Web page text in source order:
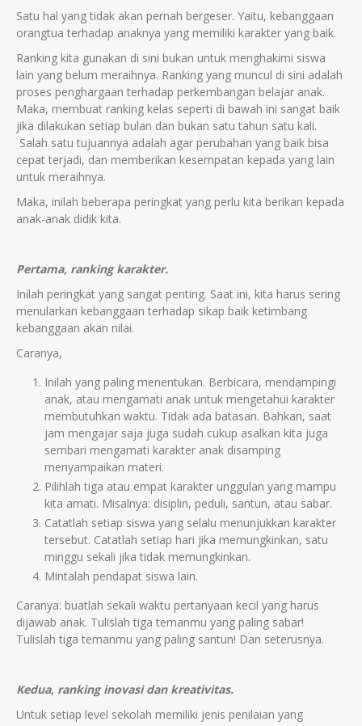
Satu hal yang tidak akan pernah bergeser. Yaitu, kebanggaan
orangtua terhadap anaknya yang memiliki karakter yang baik.
Ranking kita gunakan di sini bukan untuk menghakimi siswa
lain yang belum meraihnya. Ranking yang muncul di sini adalah
proses penghargaan terhadap perkembangan belajar anak.
Maka, membuat ranking kelas seperti di bawah ini sangat baik
jika dilakukan setiap bulan dan bukan satu tahun satu kali.
Salah satu tujuannya adalah agar perubahan yang baik bisa
cepat terjadi, dan memberikan kesempatan kepada yang lain
untuk meraihnya.
Maka, inilah beberapa peringkat yang perlu kita berikan kepada
anak-anak didik kita.
Pertama, ranking karakter.
Inilah peringkat yang sangat penting. Saat ini, kita harus sering
menularkan kebanggaan terhadap sikap baik ketimbang
kebanggaan akan nilai.
Caranya,
Inilah yang paling menentukan. Berbicara, mendampingi
anak, atau mengamati anak untuk mengetahui karakter
membutuhkan waktu. Tidak ada batasan. Bahkan, saat
jam mengajar saja juga sudah cukup asalkan kita juga
sembari mengamati karakter anak disamping
menyampaikan materi.
Pilihlah tiga atau empat karakter unggulan yang mampu
kita amati. Misalnya: disiplin, peduli, santun, atau sabar.
Catatlah setiap siswa yang selalu menunjukkan karakter
tersebut. Catatlah setiap hari jika memungkinkan, satu
minggu sekali jika tidak memungkinkan.
Mintalah pendapat siswa lain.
Caranya: buatlah sekali waktu pertanyaan kecil yang harus
dijawab anak. Tulislah tiga temanmu yang paling sabar!
Tulislah tiga temanmu yang paling santun! Dan seterusnya.
Kedua, ranking inovasi dan kreativitas.
Untuk setiap level sekolah memiliki jenis penilaian yang